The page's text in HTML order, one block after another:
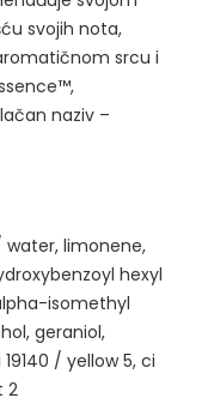
svojih nota,
srcu i
naziv –
limonene,
hexyl
isomethyl
geraniol,
/ yellow 5, ci
2